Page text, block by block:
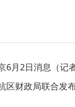
6月2日消息（记
区财政局联合发